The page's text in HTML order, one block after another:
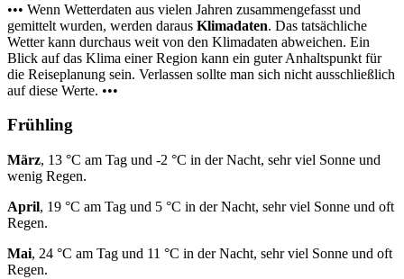
••• Wenn Wetterdaten aus vielen Jahren zusammengefasst und
gemittelt wurden, werden daraus Klimadaten. Das tatsächliche
Wetter kann durchaus weit von den Klimadaten abweichen. Ein
Blick auf das Klima einer Region kann ein guter Anhaltspunkt für
die Reiseplanung sein. Verlassen sollte man sich nicht ausschließlich
auf diese Werte. •••
Frühling
März, 13 °C am Tag und -2 °C in der Nacht, sehr viel Sonne und
wenig Regen.
April, 19 °C am Tag und 5 °C in der Nacht, sehr viel Sonne und oft
Regen.
Mai, 24 °C am Tag und 11 °C in der Nacht, sehr viel Sonne und oft
Regen.